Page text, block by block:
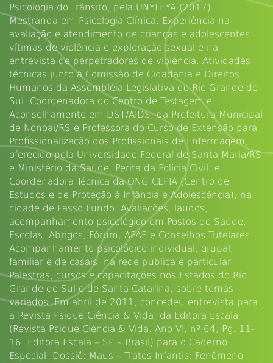
Psicologia do Trânsito, pela UNYLEYA (2017).
Mestranda em Psicologia Clínica. Experiência na
avaliação e atendimento de crianças e adolescentes
vítimas de violência e exploração sexual e na
entrevista de perpetradores de violência. Atividades
técnicas junto à Comissão de Cidadania e Direitos
Humanos da Assembléia Legislativa de Rio Grande do
Sul. Coordenadora do Centro de Testagem e
Aconselhamento em DST/AIDS, da Prefeitura Municipal
de Nonoai/RS e Professora do Curso de Extensão para
Profissionalização dos Profissionais de Enfermagem,
oferecido pela Universidade Federal de Santa Maria/RS
e Ministério da Saúde. Perita da Polícia Civil, e
Coordenadora Técnica da ONG CEPIA (Centro de
Estudos e de Proteção à Infância e Adolescência), na
cidade de Passo Fundo. Avaliações, laudos,
acompanhamento psicológico em Postos de Saúde,
Escolas, Abrigos, Fórum, APAE e Conselhos Tutelares.
Acompanhamento psicológico individual, grupal,
familiar e de casais, na rede pública e particular.
Palestras, cursos e capacitações nos Estados do Rio
Grande do Sul e de Santa Catarina, sobre temas
variados. Em abril de 2011, concedeu entrevista para
a Revista Psique Ciência & Vida, da Editora Escala
(Revista Psique Ciência & Vida. Ano VI, nº 64, Pg. 11-
16. Editora Escala – SP – Brasil) para o Caderno
Especial: Dossiê: Maus – Tratos Infantis: Fenômeno